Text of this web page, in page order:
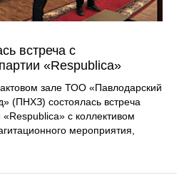
встреча с
«Respublica»
зале ТОО «Павлодарский
(ПНХЗ) состоялась встреча
с коллективом
мероприятия,